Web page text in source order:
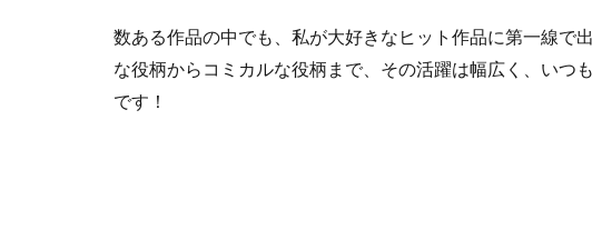
数ある作品の中でも、私が大好きなヒット作品に第一線で
な役柄からコミカルな役柄まで、その活躍は幅広く、いつ
です！